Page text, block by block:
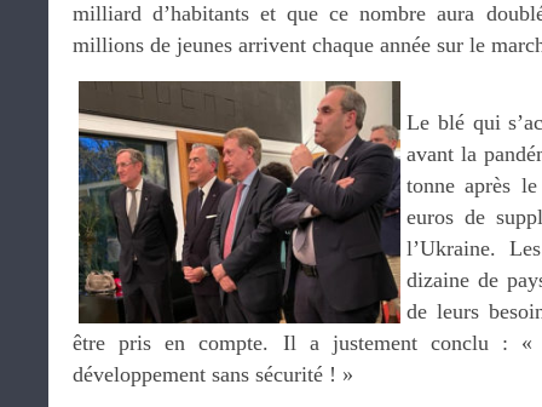
milliard d’habitants et que ce nombre aura
millions de jeunes arrivent chaque année sur le
Le blé qui
avant la
tonne après
euros de
l’Ukraine.
dizaine de
de leurs
être pris en compte. Il a justement conclu :
développement sans sécurité ! »